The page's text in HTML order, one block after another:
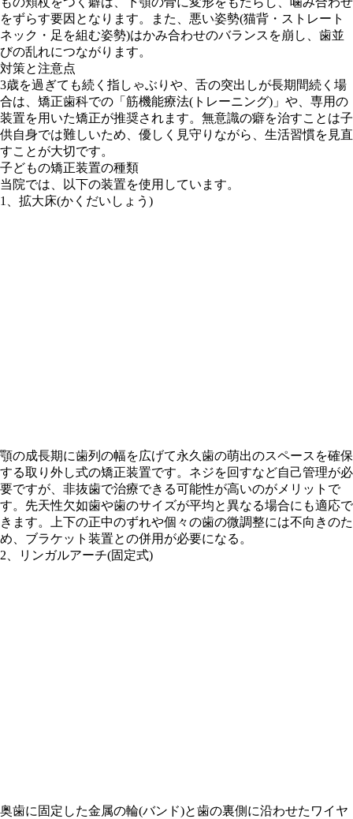
をずらす要因となります。また、悪い姿勢(猫背・ストレート
ネック・足を組む姿勢)はかみ合わせのバランスを崩し、歯並
びの乱れにつながります。
対策と注意点
3歳を過ぎても続く指しゃぶりや、舌の突出しが長期間続く場
合は、矯正歯科での「筋機能療法(トレーニング)」や、専用の
装置を用いた矯正が推奨されます。無意識の癖を治すことは子
供自身では難しいため、優しく見守りながら、生活習慣を見直
すことが大切です。
子どもの矯正装置の種類
当院では、以下の装置を使用しています。
1、拡大床(かくだいしょう)
顎の成長期に歯列の幅を広げて永久歯の萌出のスペースを確保
する取り外し式の矯正装置です。ネジを回すなど自己管理が必
要ですが、非抜歯で治療できる可能性が高いのがメリットで
す。先天性欠如歯や歯のサイズが平均と異なる場合にも適応で
きます。上下の正中のずれや個々の歯の微調整には不向きのた
め、ブラケット装置との併用が必要になる。
2、リンガルアーチ(固定式)
奥歯に固定した金属の輪(バンド)と歯の裏側に沿わせたワイヤ